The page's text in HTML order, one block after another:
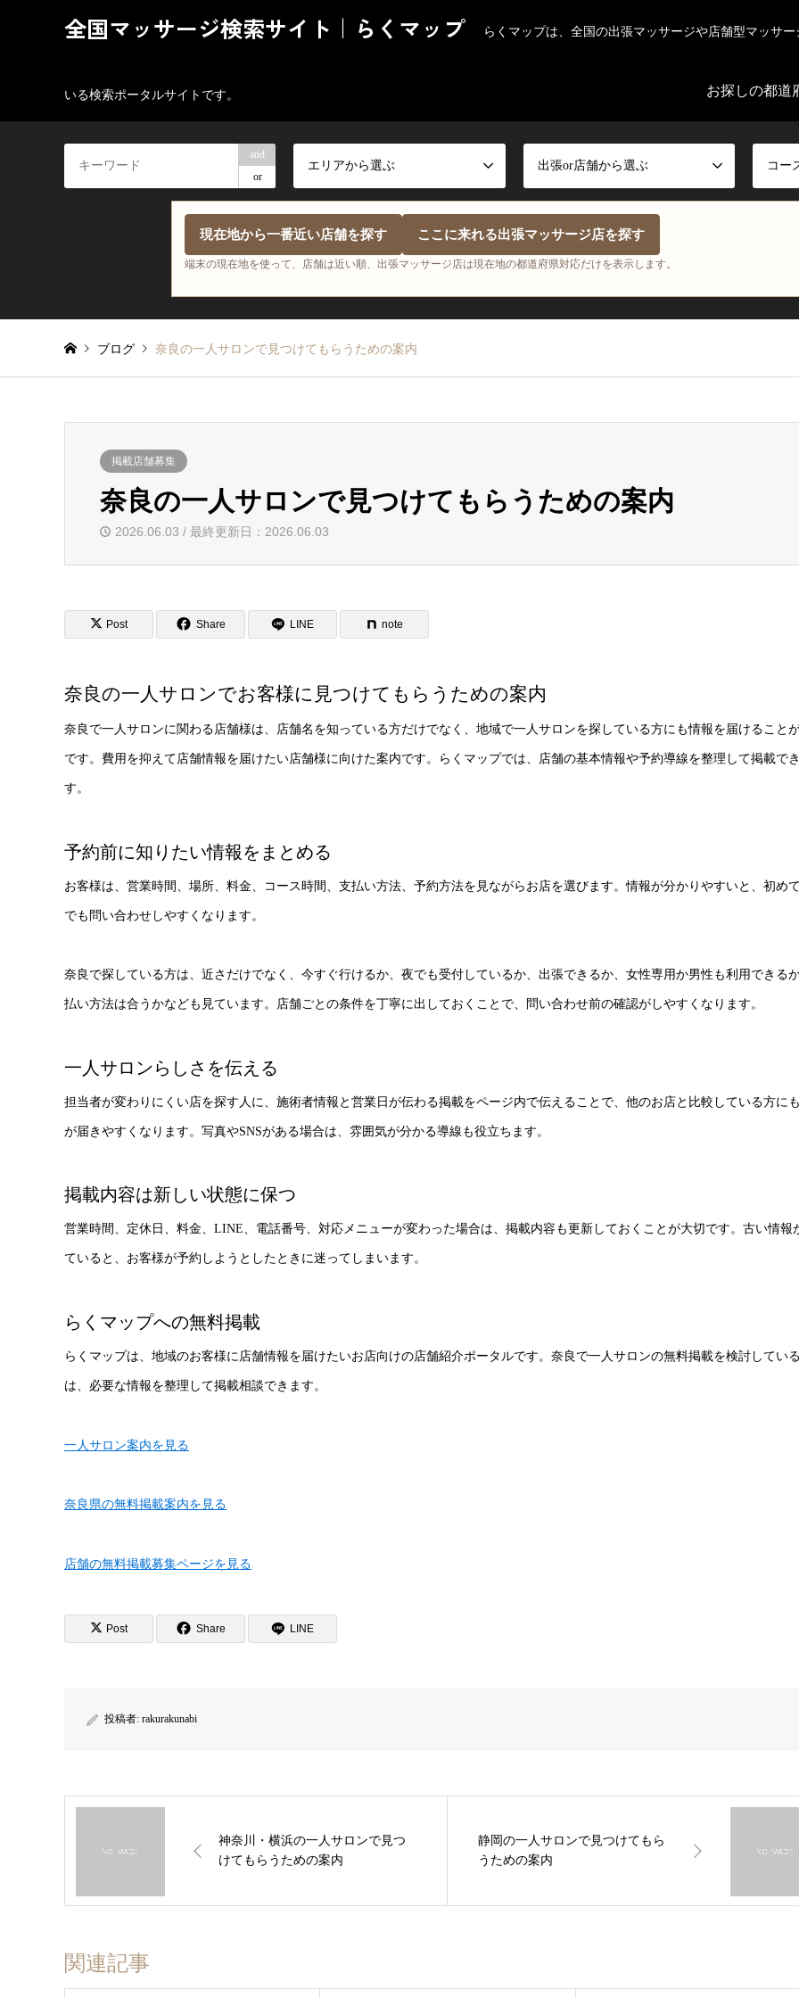
全国マッサージ検索サイト｜らくマップ らくマップは、全国の出張マッサージや店舗型マッサ
いる検索ポータルサイトです。 お探しの都道
and
or
エリアから選ぶ 出張or店舗から選ぶ コー
現在地から一番近い店舗を探す ここに来れる出張マッサージ店を探す
端末の現在地を使って、店舗は近い順、出張マッサージ店は現在地の都道府県対応だけを表示します。
ブログ 奈良の一人サロンで見つけてもらうための案内
掲載店舗募集
奈良の一人サロンで見つけてもらうための案内
2026.06.03 / 最終更新日：2026.06.03
Post Share LINE note
奈良の一人サロンでお客様に見つけてもらうための案内
奈良で一人サロンに関わる店舗様は、店舗名を知っている方だけでなく、地域で一人サロンを探している方にも情報を届けること
です。費用を抑えて店舗情報を届けたい店舗様に向けた案内です。らくマップでは、店舗の基本情報や予約導線を整理して掲載で
す。
予約前に知りたい情報をまとめる
お客様は、営業時間、場所、料金、コース時間、支払い方法、予約方法を見ながらお店を選びます。情報が分かりやすいと、初め
でも問い合わせしやすくなります。
奈良で探している方は、近さだけでなく、今すぐ行けるか、夜でも受付しているか、出張できるか、女性専用か男性も利用できる
払い方法は合うかなども見ています。店舗ごとの条件を丁寧に出しておくことで、問い合わせ前の確認がしやすくなります。
一人サロンらしさを伝える
担当者が変わりにくい店を探す人に、施術者情報と営業日が伝わる掲載をページ内で伝えることで、他のお店と比較している方に
が届きやすくなります。写真やSNSがある場合は、雰囲気が分かる導線も役立ちます。
掲載内容は新しい状態に保つ
営業時間、定休日、料金、LINE、電話番号、対応メニューが変わった場合は、掲載内容も更新しておくことが大切です。古い情報
ていると、お客様が予約しようとしたときに迷ってしまいます。
らくマップへの無料掲載
らくマップは、地域のお客様に店舗情報を届けたいお店向けの店舗紹介ポータルです。奈良で一人サロンの無料掲載を検討してい
は、必要な情報を整理して掲載相談できます。
一人サロン案内を見る
奈良県の無料掲載案内を見る
店舗の無料掲載募集ページを見る
Post Share LINE
投稿者: rakurakunabi
神奈川・横浜の一人サロンで見つ
けてもらうための案内
静岡の一人サロンで見つけてもら
うための案内
関連記事